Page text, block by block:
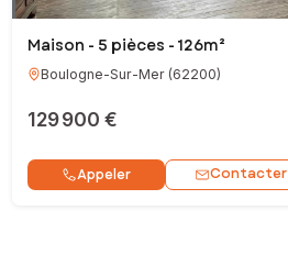
Maison - 5 pièces - 126m²
Boulogne-Sur-Mer(62200)
129 900 €
Appeler Contacter